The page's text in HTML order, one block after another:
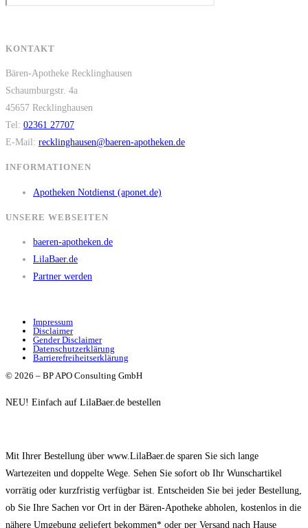
KONTAKT
Bären-Apotheke Recklinghausen
Schaumburgstr. 4a
45657 Recklinghausen
Tel: 02361 27707
E-Mail: recklinghausen@baeren-apotheken.de
INFORMATIONEN
Apotheken Notdienst (aponet.de)
UNSERE WEBSEITEN
baeren-apotheken.de
LilaBaer.de
Partner werden
Impressum
Disclaimer
Gender Disclaimer
Datenschutzerklärung
Barrierefreiheitserklärung
© 2026 – BP APO Consulting GmbH
NEU! Einfach auf LilaBaer.de bestellen
Mit Ihrer Bestellung über www.LilaBaer.de sparen Sie sich lange
Wartezeiten und doppelte Wege. Sehen Sie sofort ob Ihr Wunschartikel
vorrätig oder kurzfristig verfügbar ist. Entscheiden Sie bei jeder Bestellung,
ob Sie Ihre Sachen vor Ort in der Bären-Apotheke abholen, kostenlos in die
nähere Umgebung geliefert bekommen* oder per Versand nach Hause